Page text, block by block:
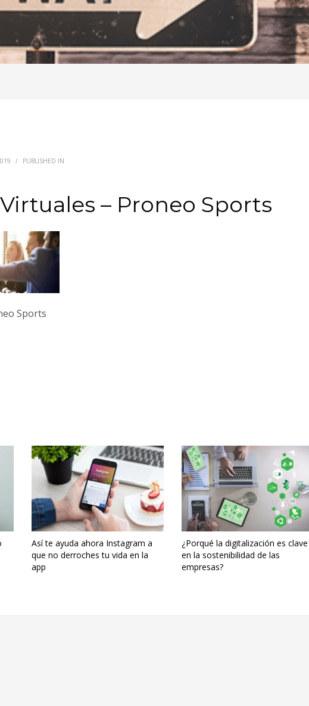
/ PUBLISHED IN
– Proneo Sports
Sports
Así te ayuda ahora Instagram a
que no derroches tu vida en la
app
¿Porqué la digitalización es clave
en la sostenibilidad de las
empresas?